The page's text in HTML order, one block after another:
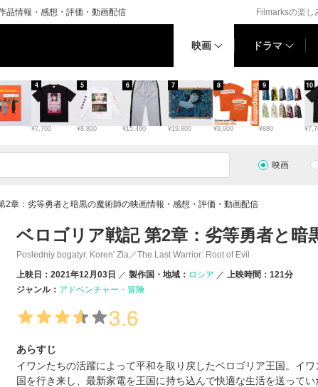
品情報・感想・評価・動画配信 Filmarksの楽し
映画 ドラマ
¥7,700
4
¥8,800
5
¥15,400
6
¥19,800
7
¥9,900
8
¥880
9 10
映画
2章：劣等勇者と暗黒の魔術師の映画情報・感想・評価・動画配信
ベロゴリア戦記 第2章：劣等勇者と暗
Posledniy bogatyr. Koren' Zla／The Last Warrior: Root of Evil
上映日：2021年12月03日
製作国・地域： ロシア
上映時間：121分
ジャンル： アドベンチャー・冒険
3.6
あらすじ
イワンたちの活躍によって平和を取り戻したベロゴリア王国。イ
国を行き来し、最新家電を王国に持ち込んで快適な生活を送って